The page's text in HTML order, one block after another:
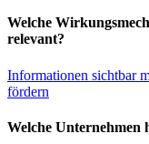
Welche
relevant?
Informationen sichtbar
fördern
Welche Unternehmen